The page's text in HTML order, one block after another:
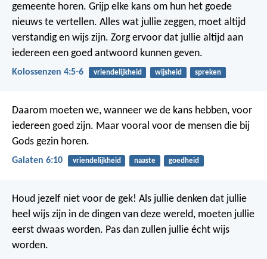
gemeente horen. Grijp elke kans om hun het goede
nieuws te vertellen. Alles wat jullie zeggen, moet altijd
verstandig en wijs zijn. Zorg ervoor dat jullie altijd aan
iedereen een goed antwoord kunnen geven.
Kolossenzen 4:5-6 vriendelijkheid wijsheid spreken
Daarom moeten we, wanneer we de kans hebben, voor
iedereen goed zijn. Maar vooral voor de mensen die bij
Gods gezin horen.
Galaten 6:10 vriendelijkheid naaste goedheid
Houd jezelf niet voor de gek! Als jullie denken dat jullie
heel wijs zijn in de dingen van deze wereld, moeten jullie
eerst dwaas worden. Pas dan zullen jullie écht wijs
worden.